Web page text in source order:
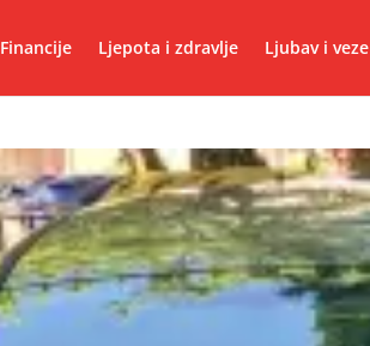
Financije Ljepota i zdravlje Ljubav i veze